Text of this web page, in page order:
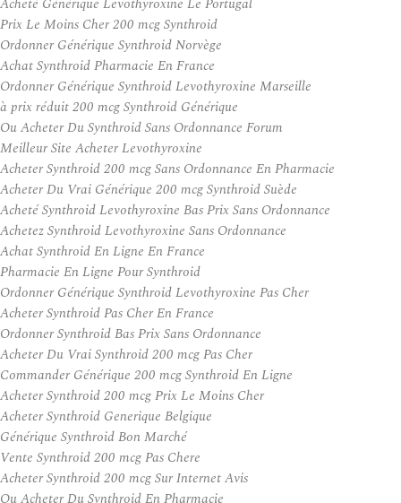
Prix Le Moins Cher 200 mcg Synthroid
Ordonner Générique Synthroid Norvège
Achat Synthroid Pharmacie En France
Ordonner Générique Synthroid Levothyroxine Marseille
à prix réduit 200 mcg Synthroid Générique
Ou Acheter Du Synthroid Sans Ordonnance Forum
Meilleur Site Acheter Levothyroxine
Acheter Synthroid 200 mcg Sans Ordonnance En Pharmacie
Acheter Du Vrai Générique 200 mcg Synthroid Suède
Acheté Synthroid Levothyroxine Bas Prix Sans Ordonnance
Achetez Synthroid Levothyroxine Sans Ordonnance
Achat Synthroid En Ligne En France
Pharmacie En Ligne Pour Synthroid
Ordonner Générique Synthroid Levothyroxine Pas Cher
Acheter Synthroid Pas Cher En France
Ordonner Synthroid Bas Prix Sans Ordonnance
Acheter Du Vrai Synthroid 200 mcg Pas Cher
Commander Générique 200 mcg Synthroid En Ligne
Acheter Synthroid 200 mcg Prix Le Moins Cher
Acheter Synthroid Generique Belgique
Générique Synthroid Bon Marché
Vente Synthroid 200 mcg Pas Chere
Acheter Synthroid 200 mcg Sur Internet Avis